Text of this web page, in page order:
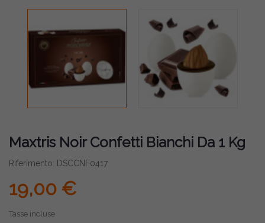
Maxtris Noir Confetti Bianchi Da 1 Kg
Riferimento: DSCCNF0417
19,00 €
Tasse incluse